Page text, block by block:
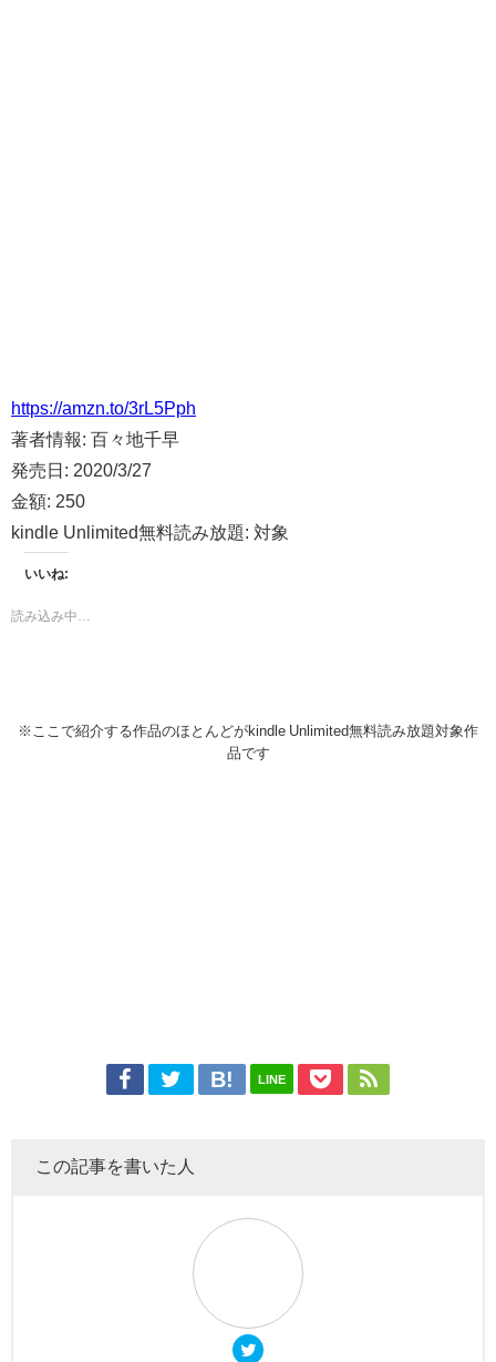
https://amzn.to/3rL5Pph
著者情報: 百々地千早
発売日: 2020/3/27
金額: 250
kindle Unlimited無料読み放題: 対象
いいね:
読み込み中…
※ここで紹介する作品のほとんどがkindle Unlimited無料読み放題対象作
品です
LINE
この記事を書いた人